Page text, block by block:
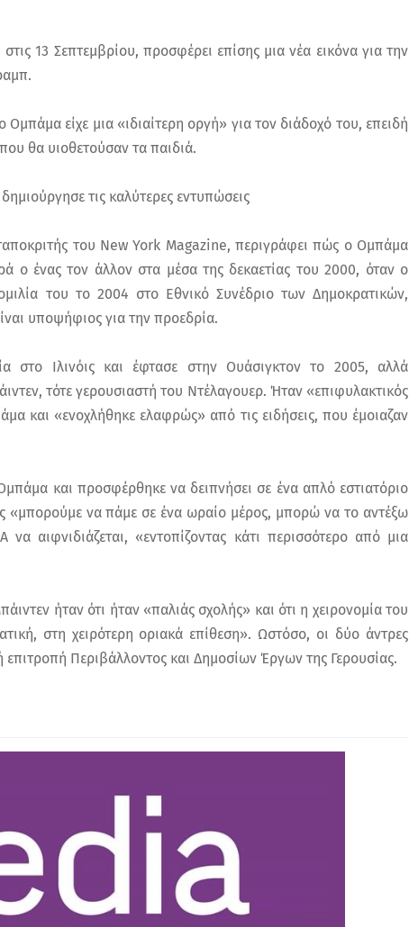
13 Σεπτεμβρίου, προσφέρει επίσης μια νέα εικόνα για την
Ομπάμα είχε μια «ιδιαίτερη οργή» για τον διάδοχό του, επειδή
θα υιοθετούσαν τα παιδιά.
τις καλύτερες εντυπώσεις
του New York Magazine, περιγράφει πώς ο Ομπάμα
ο ένας τον άλλον στα μέσα της δεκαετίας του 2000, όταν ο
του το 2004 στο Εθνικό Συνέδριο των Δημοκρατικών,
υποψήφιος για την προεδρία.
στο Ιλινόις και έφτασε στην Ουάσιγκτον το 2005, αλλά
τότε γερουσιαστή του Ντέλαγουερ. Ήταν «επιφυλακτικός
και «ενοχλήθηκε ελαφρώς» από τις ειδήσεις, που έμοιαζαν
και προσφέρθηκε να δειπνήσει σε ένα απλό εστιατόριο
να πάμε σε ένα ωραίο μέρος, μπορώ να το αντέξω
αιφνιδιάζεται, «εντοπίζοντας κάτι περισσότερο από μια
ήταν ότι ήταν «παλιάς σχολής» και ότι η χειρονομία του
στη χειρότερη οριακά επίθεση». Ωστόσο, οι δύο άντρες
Περιβάλλοντος και Δημοσίων Έργων της Γερουσίας.